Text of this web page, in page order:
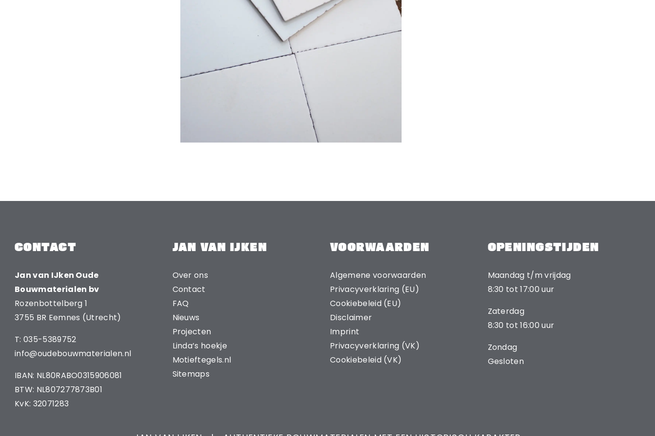
CONTACT
Jan van IJken Oude
Bouwmaterialen bv
Rozenbottelberg 1
3755 BR Eemnes (Utrecht)
T: 035-5389752
info@oudebouwmaterialen.nl
IBAN: NL80RABO0315906081
BTW: NL807277873B01
KvK: 32071283
JAN VAN IJKEN
Over ons
Contact
FAQ
Nieuws
Projecten
Linda’s hoekje
Motieftegels.nl
Sitemaps
VOORWAARDEN
Algemene voorwaarden
Privacyverklaring (EU)
Cookiebeleid (EU)
Disclaimer
Imprint
Privacyverklaring (VK)
Cookiebeleid (VK)
OPENINGSTIJDEN
Maandag t/m vrijdag
8:30 tot 17:00 uur
Zaterdag
8:30 tot 16:00 uur
Zondag
Gesloten